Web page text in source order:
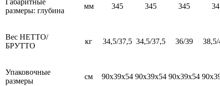
Габаритные
размеры: глубина
мм 345 345 345
Вес НЕТТО/
БРУТТО
кг 34,5/37,5 34,5/37,5 36/39
Упаковочные
размеры
см 90x39x54 90x39x54 90x39x54